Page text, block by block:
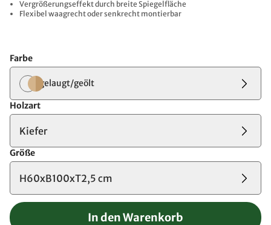
Vergrößerungseffekt durch breite Spiegelfläche
Flexibel waagrecht oder senkrecht montierbar
Farbe
gelaugt/geölt
Holzart
Kiefer
Größe
H60xB100xT2,5 cm
In den Warenkorb